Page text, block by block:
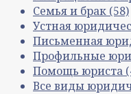
Семья и брак (58)
Устная
Письменная
Профильные
Помощь юриста
Все виды